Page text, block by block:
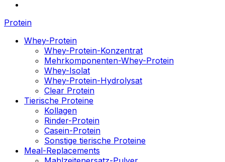
Protein
Whey-Protein
Whey-Protein-Konzentrat
Mehrkomponenten-Whey-Protein
Whey-Isolat
Whey-Protein-Hydrolysat
Clear Protein
Tierische Proteine
Kollagen
Rinder-Protein
Casein-Protein
Sonstige tierische Proteine
Meal-Replacements